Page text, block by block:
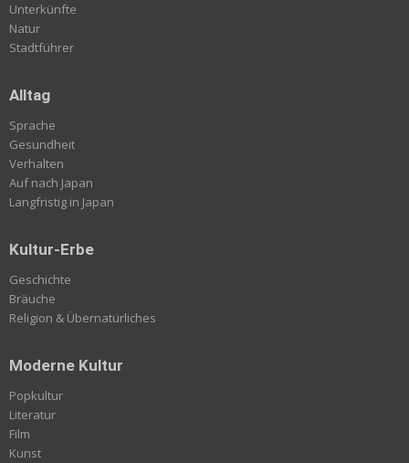
Unterkünfte
Natur
Stadtführer
Alltag
Sprache
Gesundheit
Verhalten
Auf nach Japan
Langfristig in Japan
Kultur-Erbe
Geschichte
Bräuche
Religion & Übernatürliches
Moderne Kultur
Popkultur
Literatur
Film
Kunst